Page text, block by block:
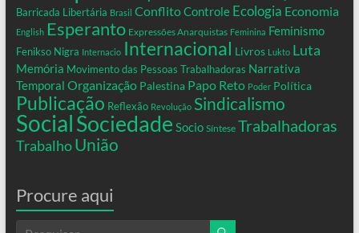
Barricada Libertária Brasil ConflitoControle Ecologia Economia
English Esperanto Expressões Anarquistas Feminina Feminismo
Fenikso Nigra Internacio Internacional Livros Lukto Luta
Memória Movimento das Pessoas Trabalhadoras Narrativa
Temporal Organização Palestina Papo Reto Poder Política
Publicação Reflexão Revolução Sindicalismo
SocialSociedade Socio Síntese Trabalhadoras
Trabalho União
Procure aqui